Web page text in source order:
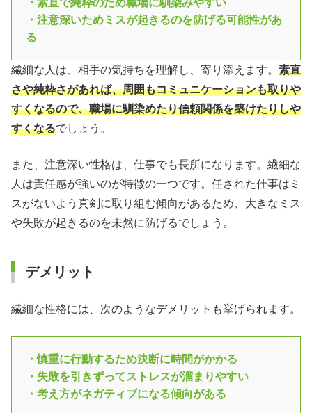
・素直で純粋のため職場に馴染みやすい
・注意深いためミスが起きるのを防げる可能性があ
る
繊細な人は、相手の気持ちを理解し、寄り添えます。 素直
さや純粋さがあれば、周囲もコミュニケーションも取りや
すくなるので、職場に馴染めたり信頼関係を築けたりしや
すくなるでしょう。
また、注意深い性格は、仕事でも長所になります。繊細な
人は責任感が強いのが特徴の一つです。任された仕事はミ
スがないよう真剣に取り組む傾向があるため、大きなミス
や失敗が起きるのを未然に防げるでしょう。
デメリット
繊細な性格には、次のようなデメリットも挙げられます。
・慎重に行動するため決断に時間がかかる
・失敗を引きずってストレスが溜まりやすい
・考え方がネガティブになる傾向がある